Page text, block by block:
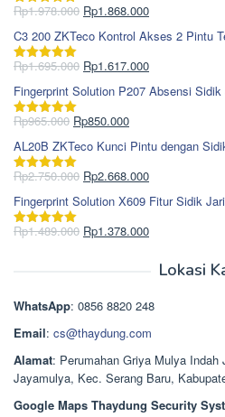
Dinilai5.00
Rp1.978.000 Harga
aslinya
adalah:
Rp1.978.000.
Rp1.868.000Harga
saat
ini
adalah:
C3 200 ZKTeco Kontrol Akses 2 Pintu
Dinilai5.00
Rp1.695.000 Harga
aslinya
adalah:
Rp1.695.000.
Rp1.617.000Harga
saat
ini
Fingerprint Solution P207 Absensi
Dinilai5.00
Rp965.000 Harga
aslinya
adalah:
Rp965.000.
Rp850.000Harga
saat
ini
adalah:
AL20B ZKTeco Kunci Pintu dengan
Dinilai5.00
Rp2.750.000 Harga
aslinya
adalah:
Rp2.750.000.
Rp2.668.000Harga
saat
ini
adalah:
Fingerprint Solution X609 Fitur Sidik
Dinilai5.00
Rp1.489.000 Harga
Rp1.378.000Harga
Rp1.378.000.
Lokasi
WhatsApp: 0856 8820 248
Email: cs@thaydung.com
Alamat: Perumahan Griya Mulya
Jayamulya, Kec. Serang Baru,
Google Maps Thaydung Security